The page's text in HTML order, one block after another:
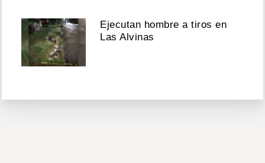
Ejecutan hombre a tiros en
Las Alvinas